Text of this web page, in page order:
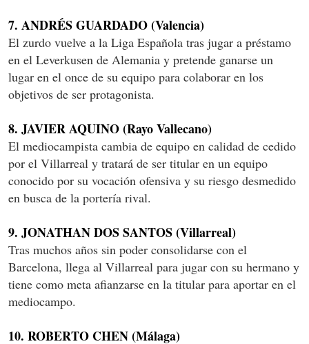
7. ANDRÉS GUARDADO (Valencia)
El zurdo vuelve a la Liga Española tras jugar a préstamo
en el Leverkusen de Alemania y pretende ganarse un
lugar en el once de su equipo para colaborar en los
objetivos de ser protagonista.
8. JAVIER AQUINO (Rayo Vallecano)
El mediocampista cambia de equipo en calidad de cedido
por el Villarreal y tratará de ser titular en un equipo
conocido por su vocación ofensiva y su riesgo desmedido
en busca de la portería rival.
9. JONATHAN DOS SANTOS (Villarreal)
Tras muchos años sin poder consolidarse con el
Barcelona, llega al Villarreal para jugar con su hermano y
tiene como meta afianzarse en la titular para aportar en el
mediocampo.
10. ROBERTO CHEN (Málaga)